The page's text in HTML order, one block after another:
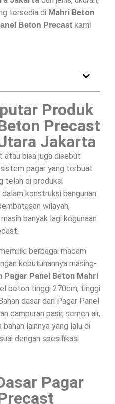
tersedia di Mahri Beton.
Beton Precast kami
Produk
Precast
Jakarta
atau bisa juga disebut
pagar yang terbuat
telah di produksi
konstruksi bangunan
wilayah,
banyak lagi kegunaan
berbagai macam
kebutuhannya masing-
Pagar Panel Beton Mahri
beton tinggi 270cm, tinggi
dasar dari Pagar Panel
campuran pasir, semen air,
lainnya yang lalu di
dengan spesifikasi
Pagar